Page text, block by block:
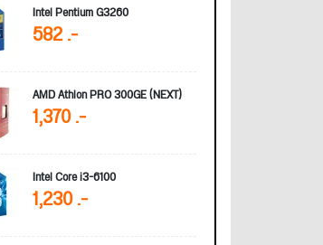
Intel Pentium G3260
582 .-
AMD Athlon PRO 300GE (NEXT)
1,370 .-
Intel Core i3-6100
1,230 .-